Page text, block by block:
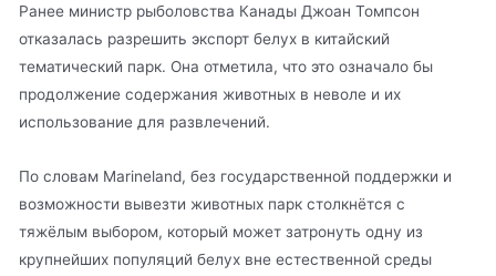
Ранее министр рыболовства Канады Джоан Томпсон
отказалась разрешить экспорт белух в китайский
тематический парк. Она отметила, что это означало бы
продолжение содержания животных в неволе и их
использование для развлечений.
По словам Marineland, без государственной поддержки и
возможности вывезти животных парк столкнётся с
тяжёлым выбором, который может затронуть одну из
крупнейших популяций белух вне естественной среды